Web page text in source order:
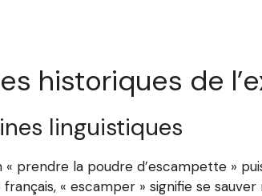
historiques de
linguistiques
« prendre la poudre d’escampette »
« escamper » signifie se